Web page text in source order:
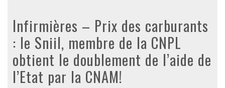
Infirmières – Prix des carburants
: le Sniil, membre de la CNPL
obtient le doublement de l’aide de
l’Etat par la CNAM!